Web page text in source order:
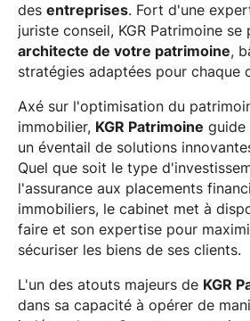
des entreprises. Fort d'une
juriste conseil, KGR Patrimoine
architecte de votre patrimoine,
stratégies adaptées pour chaque
Axé sur l'optimisation du
immobilier, KGR Patrimoine guide
un éventail de solutions
Quel que soit le type
l'assurance aux placements
immobiliers, le cabinet met à
faire et son expertise pour
sécuriser les biens de ses clients.
L'un des atouts majeurs de KGR
dans sa capacité à opérer de